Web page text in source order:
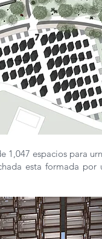
7
espacios para
esta formada por